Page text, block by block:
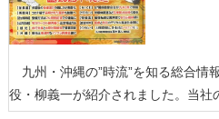
九州・沖縄の”時流”を知る総合情
役・柳義一が紹介されました。当社